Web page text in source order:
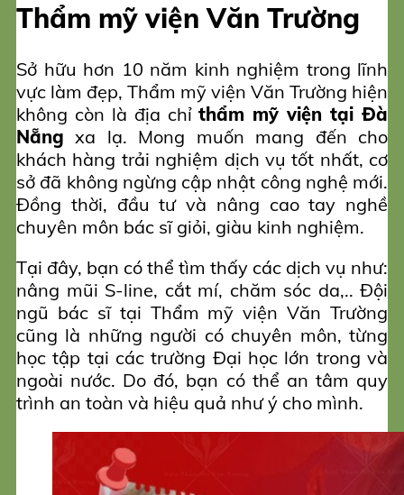
Thẩm mỹ viện Văn Trường
Sở hữu hơn 10 năm kinh nghiệm trong lĩnh
vực làm đẹp, Thẩm mỹ viện Văn Trường hiện
không còn là địa chỉthẩm mỹ viện tại Đà
Nẵng xa lạ. Mong muốn mang đến cho
khách hàng trải nghiệm dịch vụ tốt nhất, cơ
sở đã không ngừng cập nhật công nghệ mới.
Đồng thời, đầu tư và nâng cao tay nghề
chuyên môn bác sĩ giỏi, giàu kinh nghiệm.
Tại đây, bạn có thể tìm thấy các dịch vụ như:
nâng mũi S-line, cắt mí, chăm sóc da,.. Đội
ngũ bác sĩ tại Thẩm mỹ viện Văn Trường
cũng là những người có chuyên môn, từng
học tập tại các trường Đại học lớn trong và
ngoài nước. Do đó, bạn có thể an tâm quy
trình an toàn và hiệu quả như ý cho mình.